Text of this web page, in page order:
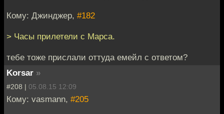
Кому: Джинджер, #182
> Часы прилетели с Марса.
тебе тоже прислали оттуда емейл с ответом?
Korsar »
#208 | 05.08.15 12:09
Кому: vasmann, #205